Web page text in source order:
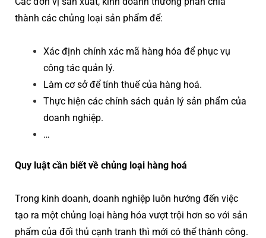
thành các chủng loại sản phẩm để:
Xác định chính xác mã hàng hóa để phục vụ
công tác quản lý.
Làm cơ sở để tính thuế của hàng hoá.
Thực hiện các chính sách quản lý sản phẩm của
doanh nghiệp.
…
Quy luật cần biết về chủng loại hàng hoá
Trong kinh doanh, doanh nghiệp luôn hướng đến việc
tạo ra một chủng loại hàng hóa vượt trội hơn so với sản
phẩm của đối thủ cạnh tranh thì mới có thể thành công.